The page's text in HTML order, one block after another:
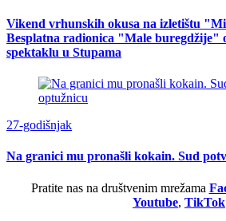
Vikend vrhunskih okusa na izletištu
Besplatna radionica "Male buregdžije"
spektaklu u Stupama
27-godišnjak
Na granici mu pronašli kokain. Sud
Pratite nas na društvenim mrežama
Youtube, TikTok